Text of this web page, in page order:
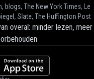
The New York Times, Le
Slate, The Huffington Post
overal: minder lezen, meer